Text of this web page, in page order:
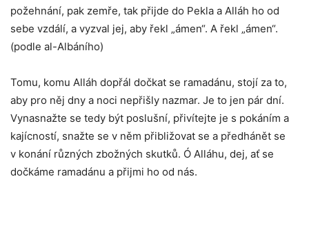
požehnání, pak zemře, tak přijde do Pekla a Alláh ho od
sebe vzdálí, a vyzval jej, aby řekl „ámen“. A řekl „ámen“.
(podle al-Albáního)
Tomu, komu Alláh dopřál dočkat se ramadánu, stojí za to,
aby pro něj dny a noci nepřišly nazmar. Je to jen pár dní.
Vynasnažte se tedy být poslušní, přivítejte je s pokáním a
kajícností, snažte se v něm přibližovat se a předhánět se
v konání různých zbožných skutků. Ó Alláhu, dej, ať se
dočkáme ramadánu a přijmi ho od nás.